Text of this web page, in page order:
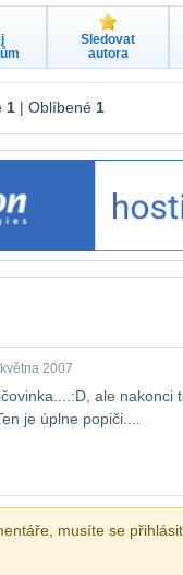
Sledovat
autora
1 | Oblíbené 1
2007
ale
je úplne popiči....
musíte se